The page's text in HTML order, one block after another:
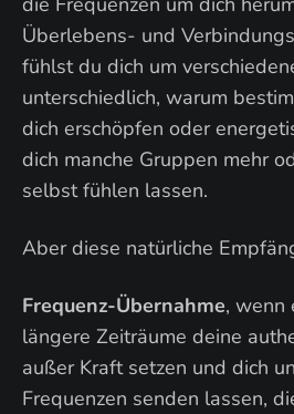
Überlebens- und
fühlst du dich um
unterschiedlich, warum
dich erschöpfen oder
dich manche Gruppen mehr
selbst fühlen lassen.
Aber diese natürliche
Frequenz-Übernahme, wenn
längere Zeiträume deine
außer Kraft setzen und dich
Frequenzen senden lassen,